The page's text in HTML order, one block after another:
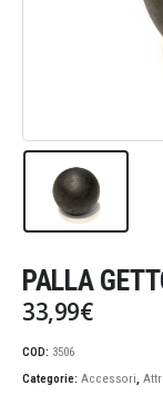
PALLA
33,99€
COD: 3506
Categorie: Accessori